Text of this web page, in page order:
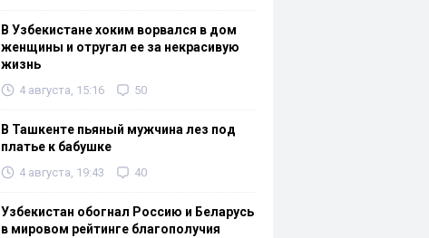
В Узбекистане хоким ворвался в дом
женщины и отругал ее за некрасивую
жизнь
4 августа, 15:16 50
В Ташкенте пьяный мужчина лез под
платье к бабушке
4 августа, 19:43 40
Узбекистан обогнал Россию и Беларусь
в мировом рейтинге благополучия